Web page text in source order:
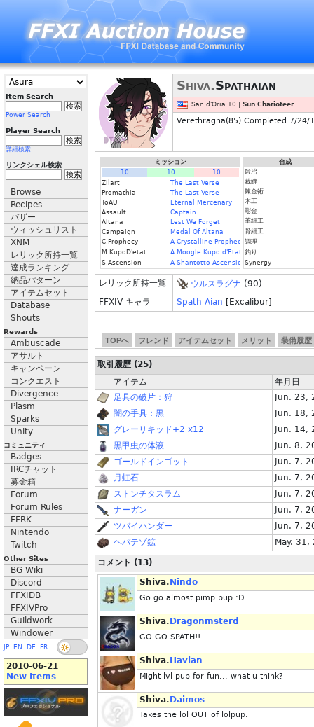
Item Search
Power Search
Player Search
詳細検索
リンクシェル検索
Browse
Recipes
バザー
ウィッシュリスト
XNM
レリック所持一覧
達成ランキング
納品パターン
アイテムセット
Database
Shouts
Rewards
Ambuscade
アサルト
キャンペーン
コンクエスト
Divergence
Plasm
Sparks
Unity
コミュニティ
Badges
IRCチャット
募金箱
Forum
Forum Rules
FFRK
Nintendo
Twitch
Other Sites
BG Wiki
Discord
FFXIDB
FFXIVPro
Guildwork
Windower
JP EN DE FR
2010-06-21
New Items
Shiva.Spathaian
San d'Oria 10 | Sun Charioteer
Verethragna(85) Completed 7/24/
ミッション
10
10
10
Zilart
The Last Verse
Promathia
The Last Verse
ToAU
Eternal Mercenary
Assault
Captain
Altana
Lest We Forget
Campaign
Medal Of Altana
C.Prophecy
A Crystalline Prophecy (Fin.)
M.KupoD'etat
A Moogle Kupo d'Etat (Fin.)
S.Ascension
A Shantotto Ascension (Fin)
合成
鍛冶
裁縫
錬金術
木工
彫金
革細工
骨細工
調理
釣り
Synergy
レリック所持一覧 ウルスラグナ (90)
FFXIV キャラ
Spath Aian [Excalibur]
TOPへ フレンド アイテムセット メリット 装備履歴
取引履歴 (25)
アイテム
年月日
足具の破片：狩
Jun. 23,
闇の手具：黒
Jun. 18,
グレーリキッド+2 x12
Jun. 14,
黒甲虫の体液
Jun. 8,
ゴールドインゴット
Jun. 7,
月虹石
Jun. 7,
ストンチタスラム
Jun. 7,
ナーガン
Jun. 7,
ツバイハンダー
Jun. 7,
ヘパテゾ鉱
May. 31,
コメント (13)
Shiva. Nindo
Go go almost pimp pup :D
Shiva. Dragonmsterd
GO GO SPATH!!
Shiva. Havian
Might lvl pup for fun... what u think?
Shiva. Daimos
Takes the lol OUT of lolpup.